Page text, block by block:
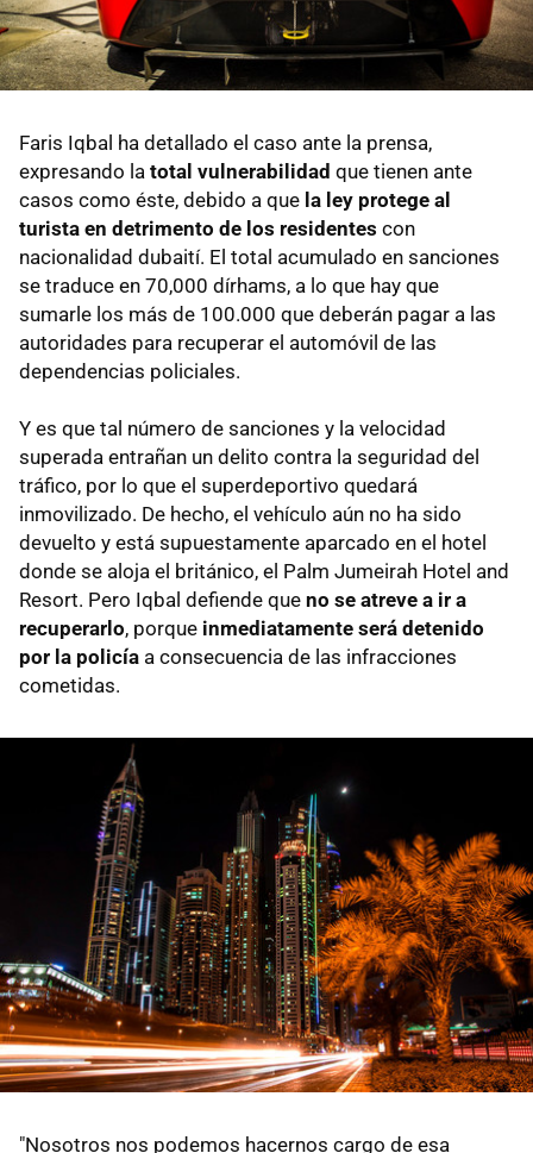
Faris Iqbal ha detallado el caso ante la prensa,
expresando la total vulnerabilidad que tienen ante
casos como éste, debido a que la ley protege al
turista en detrimento de los residentes con
nacionalidad dubaití. El total acumulado en sanciones
se traduce en 70,000 dírhams, a lo que hay que
sumarle los más de 100.000 que deberán pagar a las
autoridades para recuperar el automóvil de las
dependencias policiales.
Y es que tal número de sanciones y la velocidad
superada entrañan un delito contra la seguridad del
tráfico, por lo que el superdeportivo quedará
inmovilizado. De hecho, el vehículo aún no ha sido
devuelto y está supuestamente aparcado en el hotel
donde se aloja el británico, el Palm Jumeirah Hotel and
Resort. Pero Iqbal defiende que no se atreve a ir a
recuperarlo, porque inmediatamente será detenido
por la policía a consecuencia de las infracciones
cometidas.
"Nosotros nos podemos hacernos cargo de esa